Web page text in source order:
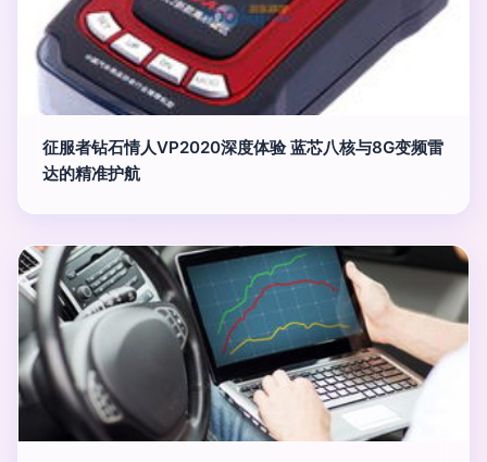
征服者钻石情人VP2020深度体验 蓝芯八核与8G变频雷
达的精准护航